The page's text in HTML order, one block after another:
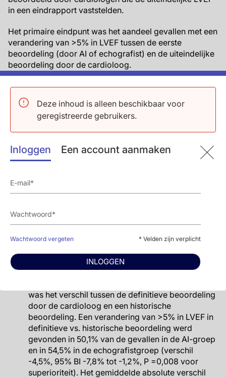
Deze inhoud is alleen beschikbaar voor
geregistreerde gebruikers.
Inloggen Een account aanmaken
Wachtwoord vergeten * Velden zijn verplicht
INLOGGEN
in een eindrapport vaststelden.
Het primaire eindpunt was het aandeel gevallen met een
verandering van >5% in LVEF tussen de eerste
beoordeling (door AI of echografist) en de uiteindelijke
beoordeling door de cardioloog.
Belangrijkste resultaten
Cardiologen werd gevraagd voor elk
echocardiogram te raden of de eerste
maken tussen initiële beoordelingen van AI of
echografisten(32,3% werd correct geraden,
Het aandeel gevallen met een verandering van
>5% in LVEF in initiële vs. definitieve beoordeling
echografistgroep (verschil -10,5%, 95% BI -13,2%
tot -7,7%, p<0,001 voor zowel non-inferioriteit als
superioriteit). Het gemiddelde absolute verschil in
in de echografistgroep (verschil -0,97%, 95% BI
-1,31% tot -0,61%, p<0,001 voor superioriteit).
was het verschil tussen de definitieve beoordeling
door de cardioloog en een historische
beoordeling. Een verandering van >5% in LVEF in
definitieve vs. historische beoordeling werd
gevonden in 50,1% van de gevallen in de AI-groep
en in 54,5% in de echografistgroep (verschil
-4,5%, 95% BI -7,8% tot -1,2%, P =0,008 voor
superioriteit). Het gemiddelde absolute verschil